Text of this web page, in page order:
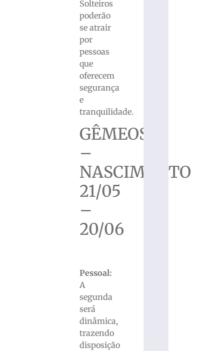
Solteiros
poderão
se atrair
por
pessoas
que
oferecem
segurança
e
tranquilidade.
GÊMEOS
–
NASCIMENTO
21/05
–
20/06
Pessoal:
A
segunda
será
dinâmica,
trazendo
disposição